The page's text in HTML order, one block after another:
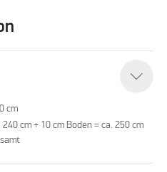
cm
240 cm + 10 cm Boden = ca. 250 cm